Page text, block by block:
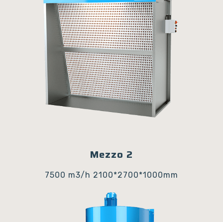
Mezzo 2
7500 m3/h 2100*2700*1000mm